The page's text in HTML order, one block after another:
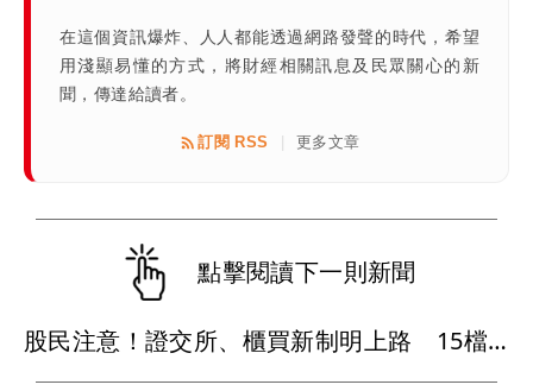
在這個資訊爆炸、人人都能透過網路發聲的時代，希望
用淺顯易懂的方式，將財經相關訊息及民眾關心的新
聞，傳達給讀者。
訂閱 RSS 更多文章
點擊閱讀下一則新聞
股民注意！證交所、櫃買新制明上路 15檔股票受影響